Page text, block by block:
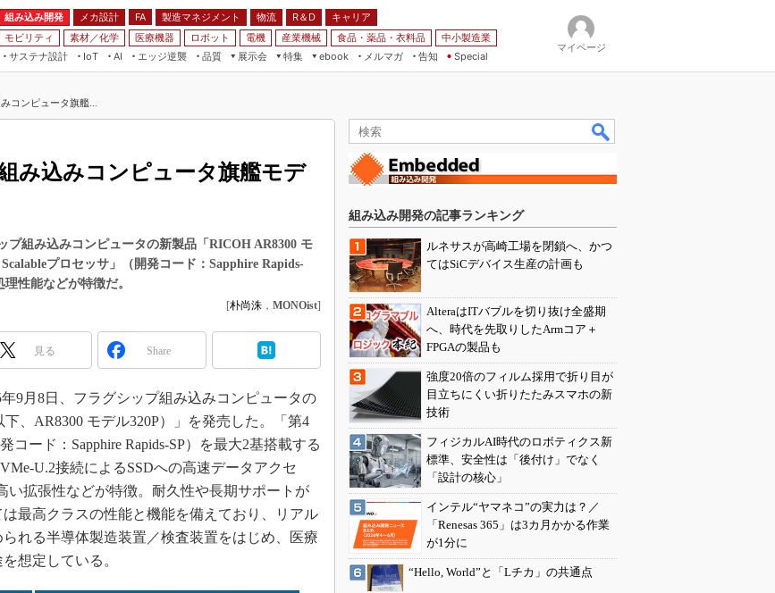
組み込み開発 メカ設計 FA 製造マネジメント 物流 R＆D
キャリア
モビリティ 素材／化学 医療機器 ロボット 電機 産業機械 食品・薬品・衣料品
中小製造業
サステナ設計
IoT
AI
エッジ逆襲 品質
展示会
JIMTOF
IIFES
TECHNO-FRONTIER
人テク展
EdgeTech+
日本ものづくりワールド
AUTOMOTIVE WORLD
産業オープンネット展
特集
組み込み画像技術
組み込みモデリング
ISO26262
3Dプリンタ
S＆OP
インダストリー4.0
イノベーション
製造業ビッグデータ
ebook
FA
メルマガ
告知 Special
マイページ
コンピュータ旗艦...
み込みコンピュータ旗艦モデ
プ組み込みコンピュータの新製品「RICOH AR8300 モ
プロセッサ」（開発コード：Sapphire Rapids-
性能などが特徴だ。
[朴尚洙 ， MONOist]
見る Share
9月8日、フラグシップ組み込みコンピュータの
、AR8300 モデル320P）」を発売した。「第4
コード：Sapphire Rapids-SP）を最大2基搭載する
U.2接続によるSSDへの高速データアクセ
い拡張性などが特徴。耐久性や長期サポートが
最高クラスの性能と機能を備えており、リアル
れる半導体製造装置／検査装置をはじめ、医療
想定している。
組み込み開発の記事ランキング
ルネサスが高崎工場を閉鎖へ、かつ
てはSiCデバイス生産の計画も
AlteraはITバブルを切り抜け全盛期
へ、時代を先取りしたArmコア＋
FPGAの製品も
強度20倍のフィルム採用で折り目が
目立ちにくい折りたたみスマホの新
技術
フィジカルAI時代のロボティクス新
標準、安全性は「後付け」でなく
「設計の核心」
インテル“ヤマネコ”の実力は？／
「Renesas 365」は3カ月かかる作業
が1分に
“Hello, World”と「Lチカ」の共通点